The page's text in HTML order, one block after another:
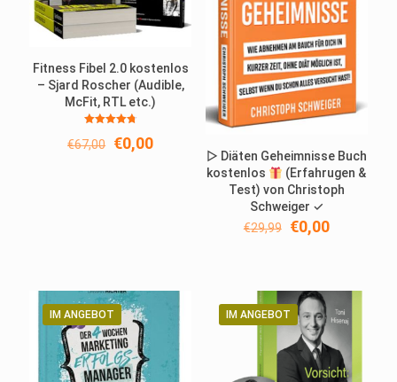
Fitness Fibel 2.0 kostenlos
– Sjard Roscher (Audible,
McFit, RTL etc.)
mit
€67,00 Ursprünglicher
Preis
€0,00Aktueller
▷ Diäten Geheimnisse Buch
kostenlos
(Erfahrugen &
Test) von Christoph
Schweiger ✓
€29,99 Ursprünglicher
€0,00Aktueller
IM ANGEBOT IM ANGEBOT